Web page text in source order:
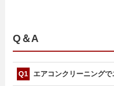
Q＆A
エアコンクリーニング